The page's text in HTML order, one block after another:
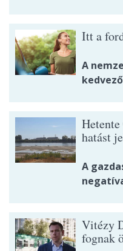
Itt a
A
hatást
A
Vitézy
fognak